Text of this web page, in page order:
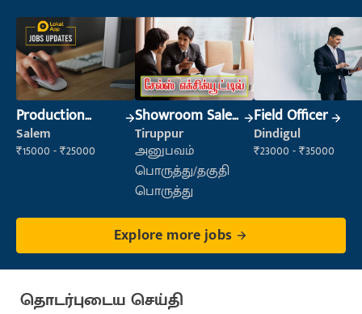
Production
Supervisor
Salem
₹15000 - ₹25000
Showroom Sales
Executive (Retail
Sales)
Tiruppur
அனுபவம்
பொருத்து/தகுதி
பொருத்து
Field Officer
Dindigul
₹23000 - ₹35000
Explore more jobs
தொடர்புடைய செய்தி